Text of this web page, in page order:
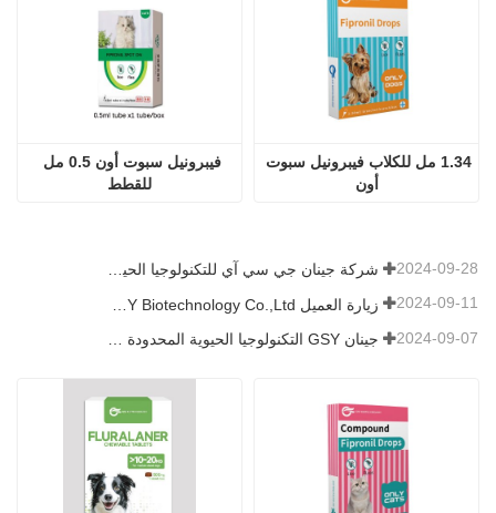
للقطط
أون
شركة جينان جي سي آي للتكنولوجيا الحيوية المحدودة. شاركت في معرض باكستان الدولي للثروة الحيوانية 2024 IPEX 2024-09-28
2024-09-11
2024-09-07